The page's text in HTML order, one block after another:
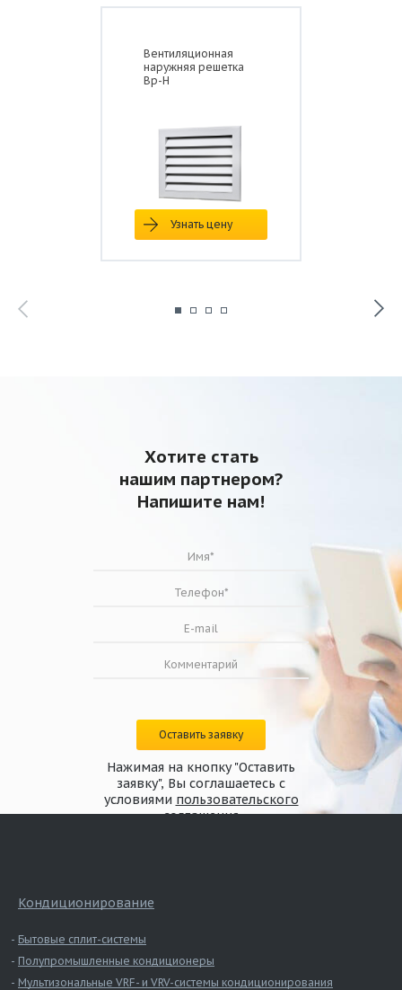
Вентиляционная
наружняя решетка
Вр-Н
Узнать цену
Хотите стать
нашим партнером?
Напишите нам!
Оставить заявку
Нажимая на кнопку "Оставить
заявку", Вы соглашаетесь с
условиями пользовательского
соглашения
Кондиционирование
Бытовые сплит-системы
Полупромышленные кондиционеры
Мультизональные VRF- и VRV-системы кондиционирования